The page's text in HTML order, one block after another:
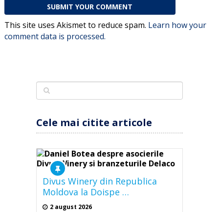
This site uses Akismet to reduce spam. Learn how your
comment data is processed.
Cele mai citite articole
Divus Winery din Republica
Moldova la Doispe …
2 august 2026